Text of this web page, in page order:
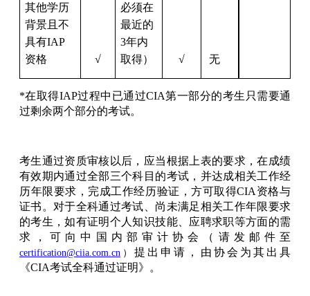
其他学历
背景且不
具有IAP
资格
√
必须在
最近的
3年内
取得）
√ 无
*在取得IAP过程中已通过CIA第一部分的考生只需要通
过剩余两个部分的考试。
考生通过资质审核以后，应当根据上表的要求，在成绩
有效期内通过全部三个科目的考试，并达成相关工作经
历年限要求，完成工作经历验证，方可取得CIA资格与
证书。对于全科通过考试、尚未满足相关工作年限要求
的考生，如有证明个人知识技能、应聘求职等方面的需
求，可向中国内部审计协会（请发邮件至
certification@ciia.com.cn ）提出申请，由协会为其出具
《CIA考试全科通过证明》。